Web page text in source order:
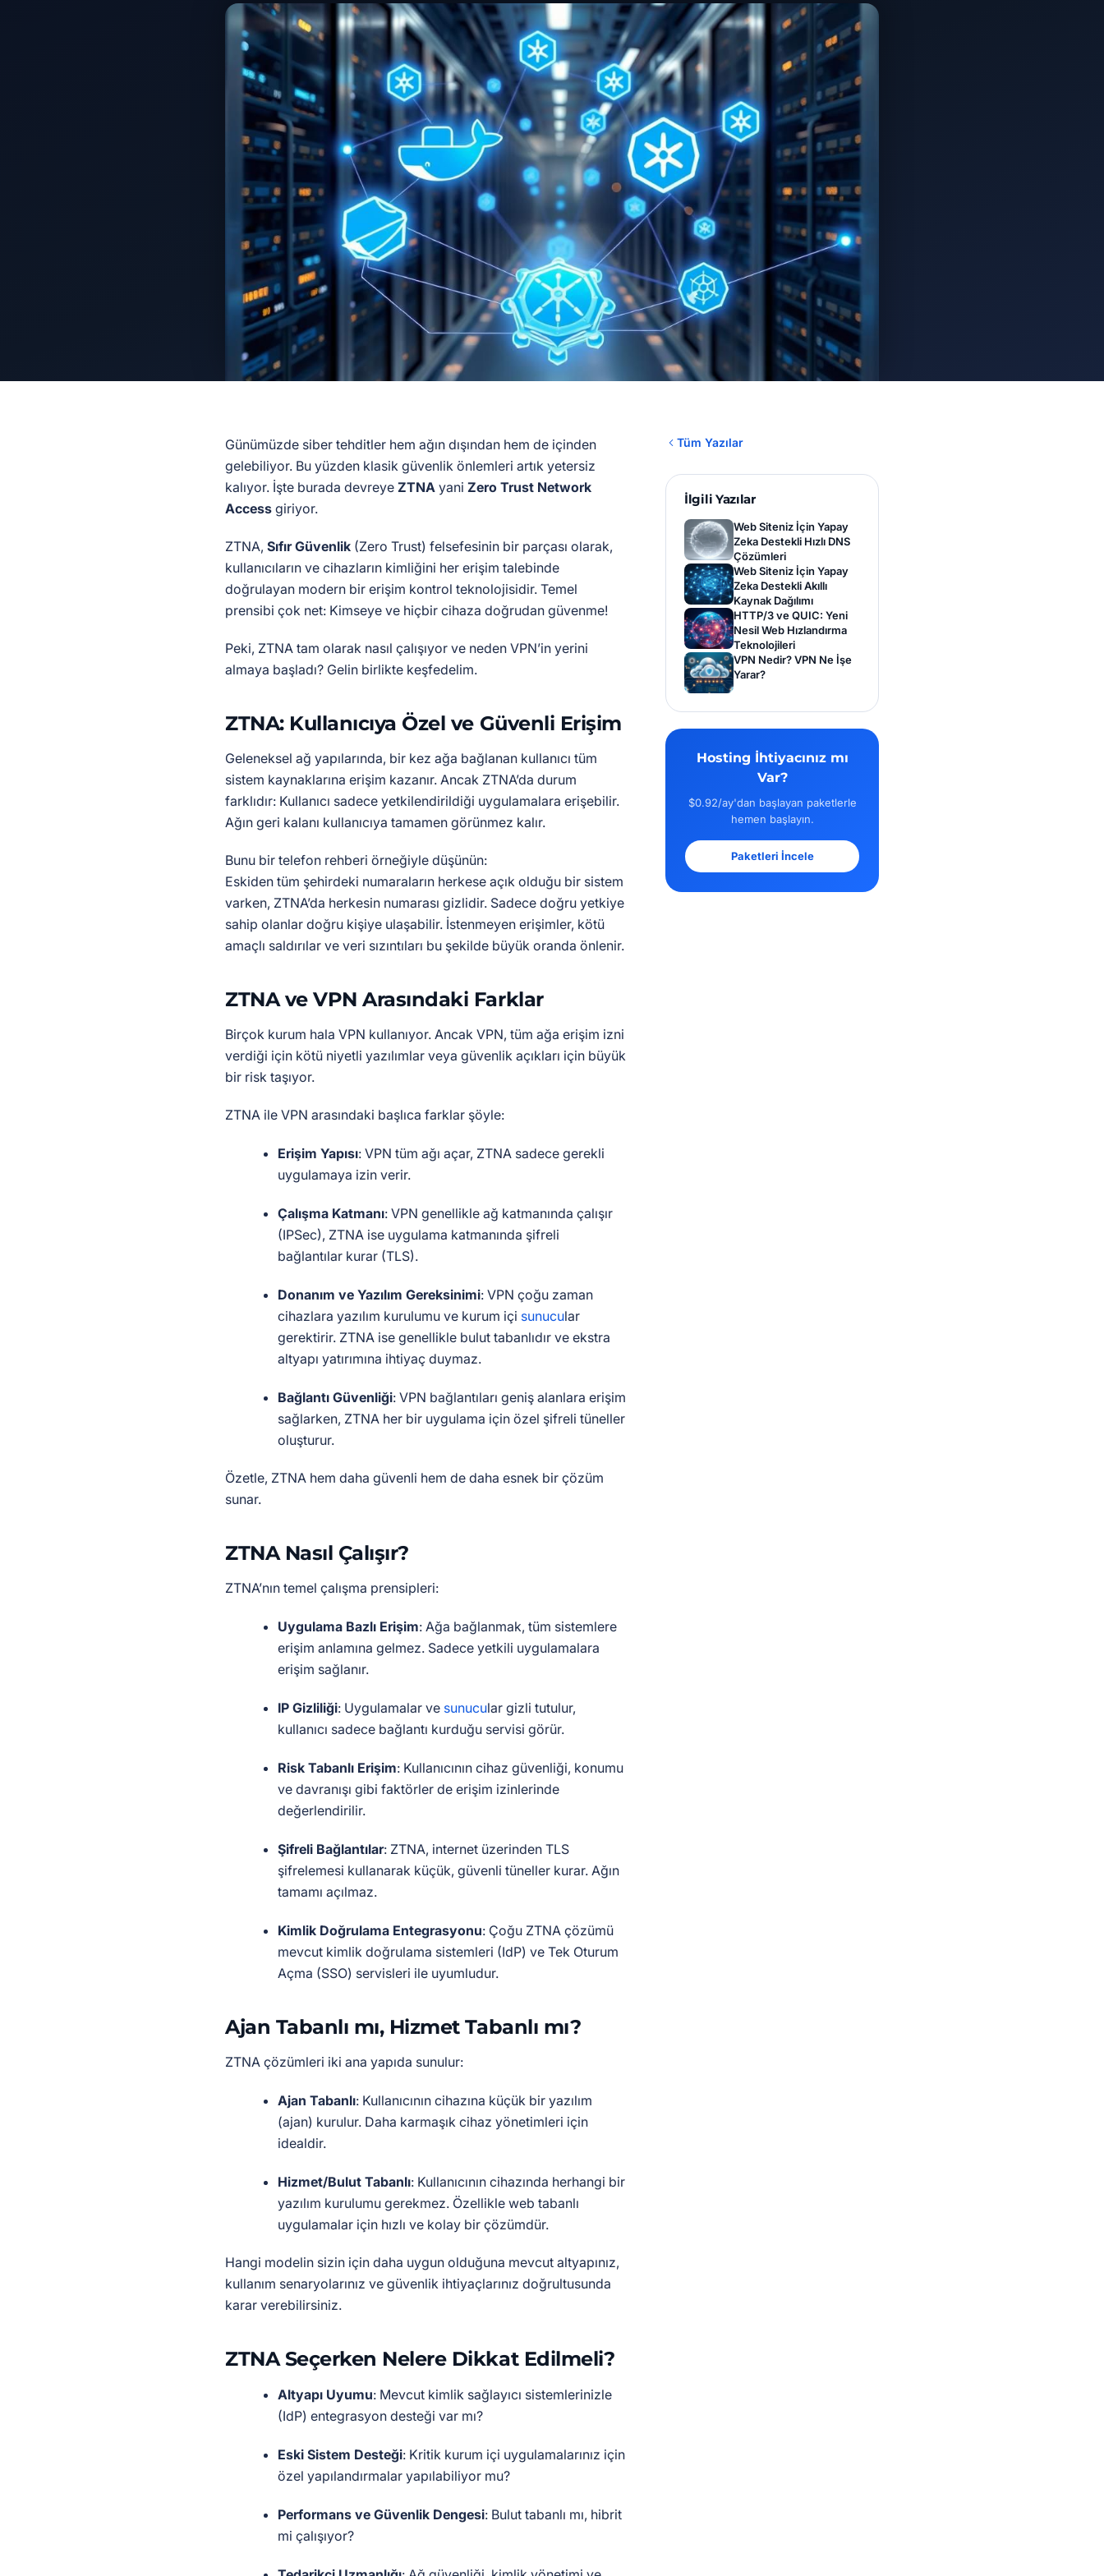
Günümüzde siber tehditler hem ağın dışından hem de içinden
gelebiliyor. Bu yüzden klasik güvenlik önlemleri artık yetersiz
kalıyor. İşte burada devreye ZTNA yani Zero Trust Network
Access giriyor.
ZTNA, Sıfır Güvenlik (Zero Trust) felsefesinin bir parçası olarak,
kullanıcıların ve cihazların kimliğini her erişim talebinde
doğrulayan modern bir erişim kontrol teknolojisidir. Temel
prensibi çok net: Kimseye ve hiçbir cihaza doğrudan güvenme!
Peki, ZTNA tam olarak nasıl çalışıyor ve neden VPN’in yerini
almaya başladı? Gelin birlikte keşfedelim.
ZTNA: Kullanıcıya Özel ve Güvenli Erişim
Geleneksel ağ yapılarında, bir kez ağa bağlanan kullanıcı tüm
sistem kaynaklarına erişim kazanır. Ancak ZTNA’da durum
farklıdır: Kullanıcı sadece yetkilendirildiği uygulamalara erişebilir.
Ağın geri kalanı kullanıcıya tamamen görünmez kalır.
Bunu bir telefon rehberi örneğiyle düşünün:
Eskiden tüm şehirdeki numaraların herkese açık olduğu bir sistem
varken, ZTNA’da herkesin numarası gizlidir. Sadece doğru yetkiye
sahip olanlar doğru kişiye ulaşabilir. İstenmeyen erişimler, kötü
amaçlı saldırılar ve veri sızıntıları bu şekilde büyük oranda önlenir.
ZTNA ve VPN Arasındaki Farklar
Birçok kurum hala VPN kullanıyor. Ancak VPN, tüm ağa erişim izni
verdiği için kötü niyetli yazılımlar veya güvenlik açıkları için büyük
bir risk taşıyor.
ZTNA ile VPN arasındaki başlıca farklar şöyle:
Erişim Yapısı: VPN tüm ağı açar, ZTNA sadece gerekli
uygulamaya izin verir.
Çalışma Katmanı: VPN genellikle ağ katmanında çalışır
(IPSec), ZTNA ise uygulama katmanında şifreli
bağlantılar kurar (TLS).
Donanım ve Yazılım Gereksinimi: VPN çoğu zaman
cihazlara yazılım kurulumu ve kurum içi sunucular
gerektirir. ZTNA ise genellikle bulut tabanlıdır ve ekstra
altyapı yatırımına ihtiyaç duymaz.
Bağlantı Güvenliği: VPN bağlantıları geniş alanlara erişim
sağlarken, ZTNA her bir uygulama için özel şifreli tüneller
oluşturur.
Özetle, ZTNA hem daha güvenli hem de daha esnek bir çözüm
sunar.
ZTNA Nasıl Çalışır?
ZTNA’nın temel çalışma prensipleri:
Uygulama Bazlı Erişim: Ağa bağlanmak, tüm sistemlere
erişim anlamına gelmez. Sadece yetkili uygulamalara
erişim sağlanır.
IP Gizliliği: Uygulamalar ve sunucular gizli tutulur,
kullanıcı sadece bağlantı kurduğu servisi görür.
Risk Tabanlı Erişim: Kullanıcının cihaz güvenliği, konumu
ve davranışı gibi faktörler de erişim izinlerinde
değerlendirilir.
Şifreli Bağlantılar: ZTNA, internet üzerinden TLS
şifrelemesi kullanarak küçük, güvenli tüneller kurar. Ağın
tamamı açılmaz.
Kimlik Doğrulama Entegrasyonu: Çoğu ZTNA çözümü
mevcut kimlik doğrulama sistemleri (IdP) ve Tek Oturum
Açma (SSO) servisleri ile uyumludur.
Ajan Tabanlı mı, Hizmet Tabanlı mı?
ZTNA çözümleri iki ana yapıda sunulur:
Ajan Tabanlı: Kullanıcının cihazına küçük bir yazılım
(ajan) kurulur. Daha karmaşık cihaz yönetimleri için
idealdir.
Hizmet/Bulut Tabanlı: Kullanıcının cihazında herhangi bir
yazılım kurulumu gerekmez. Özellikle web tabanlı
uygulamalar için hızlı ve kolay bir çözümdür.
Hangi modelin sizin için daha uygun olduğuna mevcut altyapınız,
kullanım senaryolarınız ve güvenlik ihtiyaçlarınız doğrultusunda
karar verebilirsiniz.
ZTNA Seçerken Nelere Dikkat Edilmeli?
Altyapı Uyumu: Mevcut kimlik sağlayıcı sistemlerinizle
(IdP) entegrasyon desteği var mı?
Eski Sistem Desteği: Kritik kurum içi uygulamalarınız için
özel yapılandırmalar yapılabiliyor mu?
Performans ve Güvenlik Dengesi: Bulut tabanlı mı, hibrit
mi çalışıyor?
Tüm Yazılar
İlgili Yazılar
Web Siteniz İçin Yapay
Zeka Destekli Hızlı DNS
Çözümleri
Web Siteniz İçin Yapay
Zeka Destekli Akıllı
Kaynak Dağılımı
HTTP/3 ve QUIC: Yeni
Nesil Web Hızlandırma
Teknolojileri
VPN Nedir? VPN Ne İşe
Yarar?
Hosting İhtiyacınız mı
Var?
$0.92/ay'dan başlayan paketlerle
hemen başlayın.
Paketleri İncele